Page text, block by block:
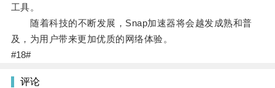
工具。
随着科技的不断发展，Snap加速器将会越发成熟和普
及，为用户带来更加优质的网络体验。
#18#
评论